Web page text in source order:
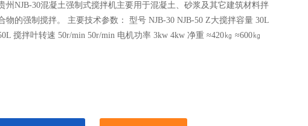
州NJB-30混凝土强制式搅拌机主要用于混凝土、砂浆及其它建筑材料拌
物的强制搅拌。 主要技术参数： 型号 NJB-30 NJB-50 Z大搅拌容量 30L
搅拌叶转速 50r/min 50r/min 电机功率 3kw 4kw 净重 ≈420㎏ ≈600㎏